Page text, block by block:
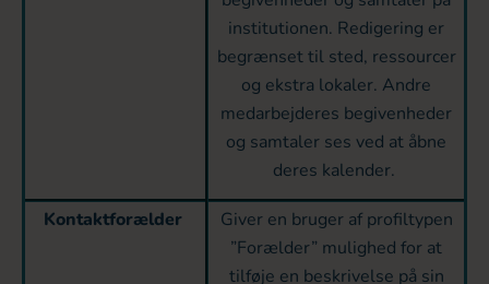
institutionen. Redigering er
begrænset til sted, ressourcer
og ekstra lokaler. Andre
medarbejderes begivenheder
og samtaler ses ved at åbne
deres kalender.
Kontaktforælder
Giver en bruger af profiltypen
”Forælder” mulighed for at
tilføje en beskrivelse på sin